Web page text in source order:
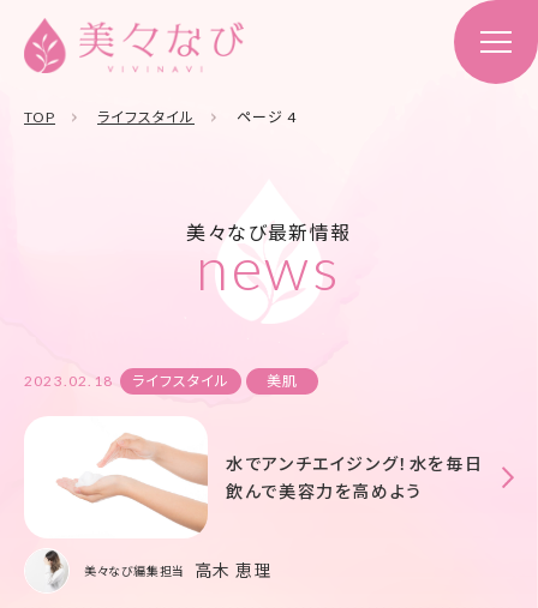
TOP ライフスタイル ページ 4
美々なび最新情報
news
2023.02.18 ライフスタイル 美肌
水でアンチエイジング！水を毎日
飲んで美容力を高めよう
美々なび編集担当 高木 恵理